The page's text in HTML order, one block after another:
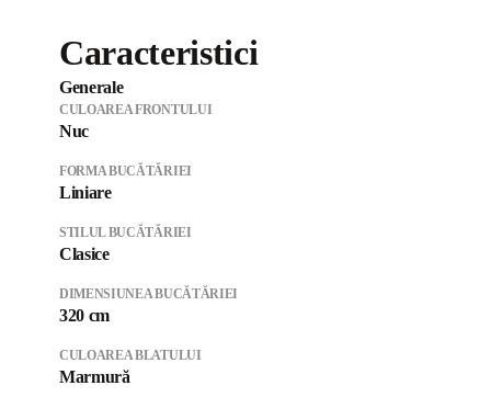
Caracteristici
Generale
CULOAREA FRONTULUI
Nuc
FORMA BUCĂTĂRIEI
Liniare
STILUL BUCĂTĂRIEI
Clasice
DIMENSIUNEA BUCĂTĂRIEI
320 cm
CULOAREA BLATULUI
Marmură